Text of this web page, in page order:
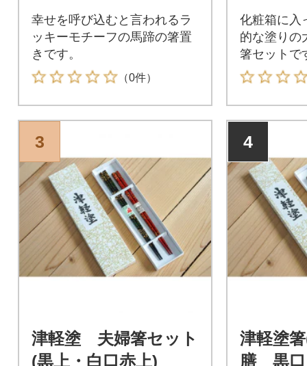
幸せを呼び込むと言われるラ
ッキーモチーフの馬蹄の箸置
きです。
（0件）
化粧箱に入
的な塗りの
箸セットで
3
津軽塗 夫婦箸セット
(黒上・白口赤上)
4
津軽塗
膳 黒口